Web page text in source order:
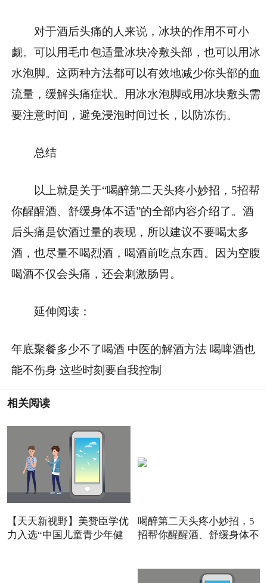
对于酒后头痛的人来说，冰块的作用不可小
觑。可以用毛巾包适量冰块冷敷头部，也可以用冰
水泡脚。这两种方法都可以有效地减少你头部的血
流量，缓解头痛症状。用冰水泡脚或用冰块敷头需
要注意时间，避免浸泡时间过长，以防冻伤。
总结
以上就是关于“喝醉第二天头疼小妙招，5招帮
你醒醒酒、舒缓身体不适”的全部内容介绍了。酒
后头痛是饮酒过量的表现，所以建议不要喝太多
酒，也尽量不喝烈酒，喝酒前吃点东西。因为空腹
喝酒不仅会头痛，还会刺激肠胃。
延伸阅读：
年底聚餐多少不了喝酒 中医的解酒方法 喝啤酒也
能不伤身 这些时刻要自我控制
相关阅读
【天天新视野】美赞臣学优
力入选“中国儿童青少年健
喝醉第二天头疼小妙招，5
招帮你醒醒酒、舒缓身体不